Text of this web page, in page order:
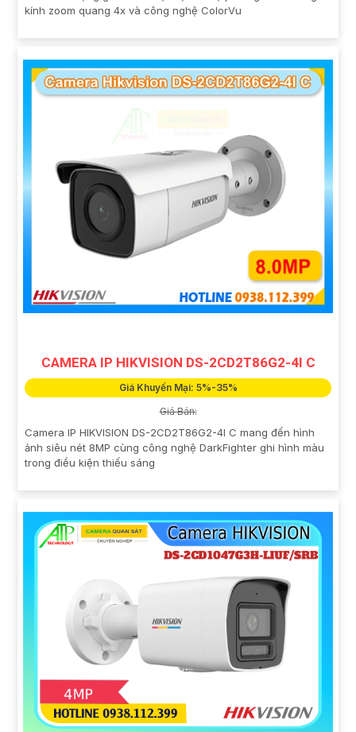
kính zoom quang 4x và công nghệ ColorVu
CAMERA IP HIKVISION DS-2CD2T86G2-4I C
Giá Khuyến Mại: 5%-35%
Giá Bán:
Camera IP HIKVISION DS-2CD2T86G2-4I C mang đến hình
ảnh siêu nét 8MP cùng công nghệ DarkFighter ghi hình màu
trong điều kiện thiếu sáng